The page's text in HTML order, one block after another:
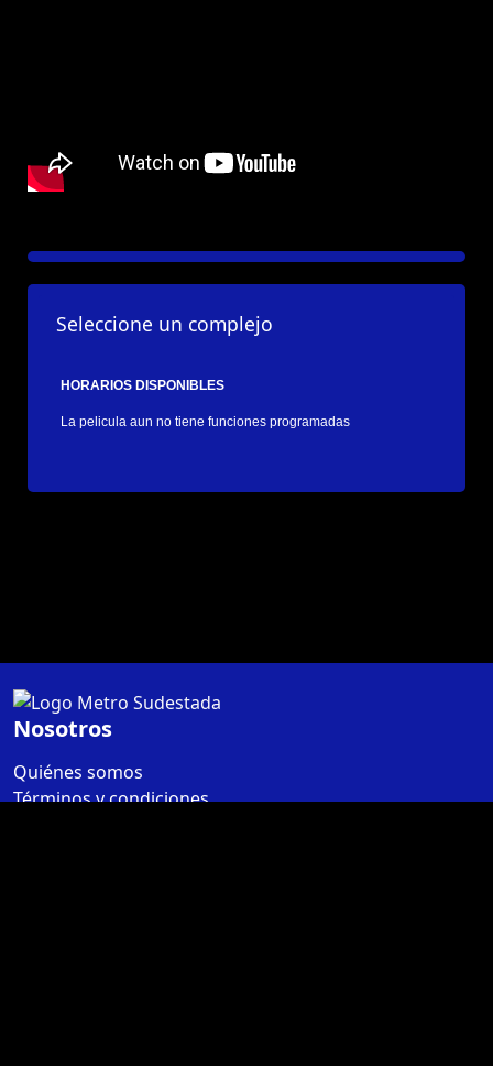
Seleccione un complejo
HORARIOS DISPONIBLES
La pelicula aun no tiene funciones programadas
Nosotros
Quiénes somos
Términos y condiciones